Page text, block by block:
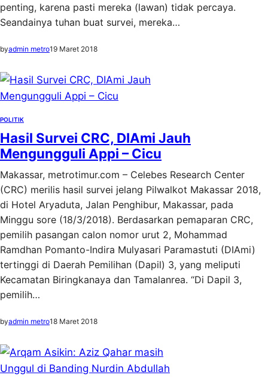
penting, karena pasti mereka (lawan) tidak percaya.
Seandainya tuhan buat survei, mereka…
byadmin metro19 Maret 2018
POLITIK
Hasil Survei CRC, DIAmi Jauh
Mengungguli Appi – Cicu
Makassar, metrotimur.com – Celebes Research Center
(CRC) merilis hasil survei jelang Pilwalkot Makassar 2018,
di Hotel Aryaduta, Jalan Penghibur, Makassar, pada
Minggu sore (18/3/2018). Berdasarkan pemaparan CRC,
pemilih pasangan calon nomor urut 2, Mohammad
Ramdhan Pomanto-Indira Mulyasari Paramastuti (DIAmi)
tertinggi di Daerah Pemilihan (Dapil) 3, yang meliputi
Kecamatan Biringkanaya dan Tamalanrea. “Di Dapil 3,
pemilih…
byadmin metro18 Maret 2018